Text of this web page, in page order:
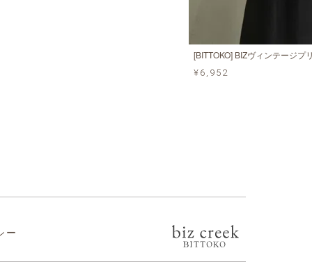
[BITTOKO] BIZヴィンテージプ
¥6,952
ー